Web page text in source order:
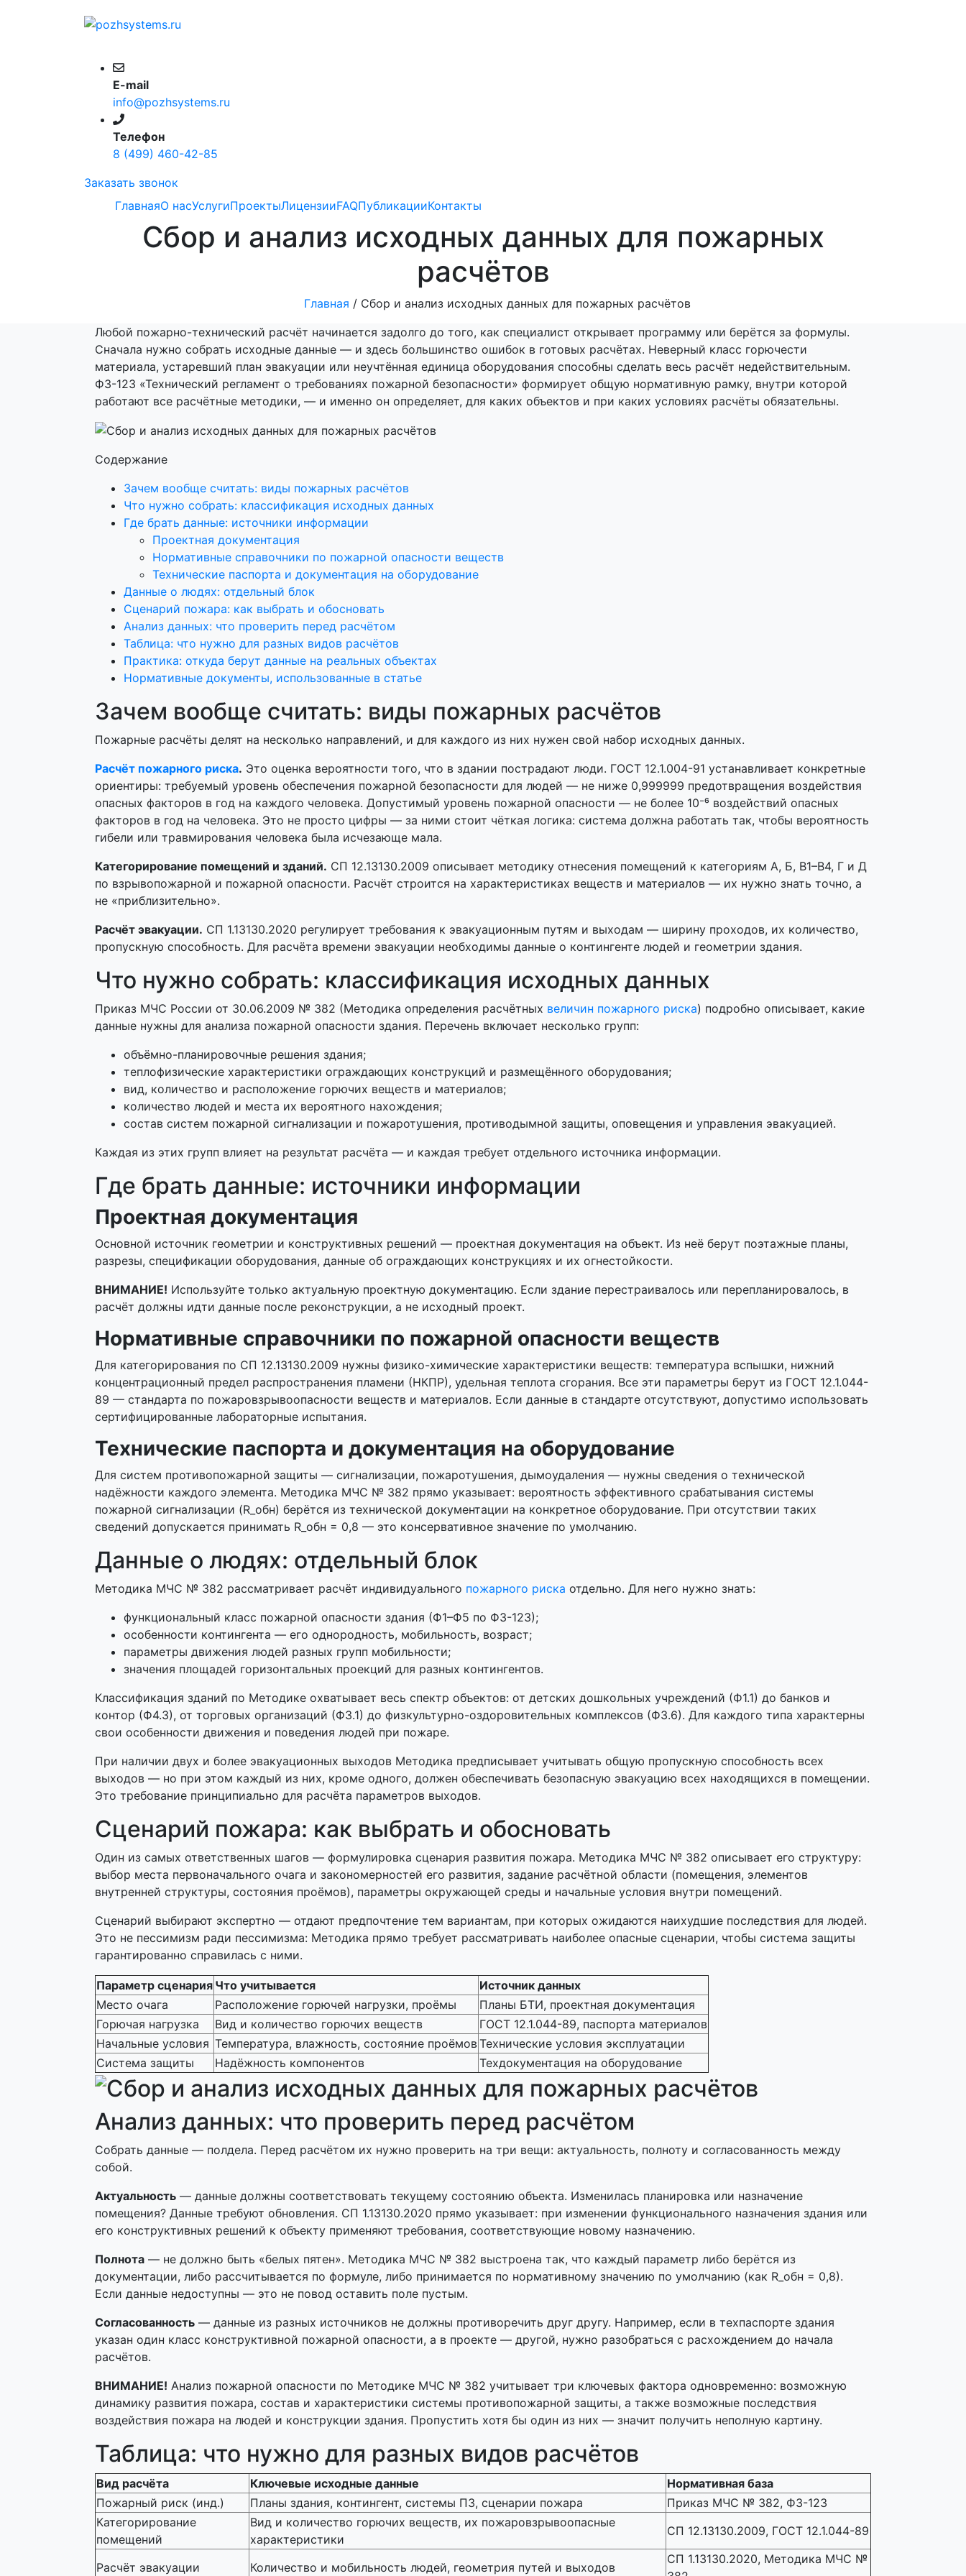
E-mail
info@pozhsystems.ru
Телефон
8 (499) 460-42-85
Заказать звонок
ГлавнаяО насУслугиПроектыЛицензииFAQПубликацииКонтакты
Сбор и анализ исходных данных для пожарных
расчётов
Главная / Сбор и анализ исходных данных для пожарных расчётов
Любой пожарно-технический расчёт начинается задолго до того, как специалист открывает программу или берётся за формулы.
Сначала нужно собрать исходные данные — и здесь большинство ошибок в готовых расчётах. Неверный класс горючести
материала, устаревший план эвакуации или неучтённая единица оборудования способны сделать весь расчёт недействительным.
ФЗ-123 «Технический регламент о требованиях пожарной безопасности» формирует общую нормативную рамку, внутри которой
работают все расчётные методики, — и именно он определяет, для каких объектов и при каких условиях расчёты обязательны.
Содержание
Зачем вообще считать: виды пожарных расчётов
Что нужно собрать: классификация исходных данных
Где брать данные: источники информации
Проектная документация
Нормативные справочники по пожарной опасности веществ
Технические паспорта и документация на оборудование
Данные о людях: отдельный блок
Сценарий пожара: как выбрать и обосновать
Анализ данных: что проверить перед расчётом
Таблица: что нужно для разных видов расчётов
Практика: откуда берут данные на реальных объектах
Нормативные документы, использованные в статье
Зачем вообще считать: виды пожарных расчётов
Пожарные расчёты делят на несколько направлений, и для каждого из них нужен свой набор исходных данных.
Расчёт пожарного риска. Это оценка вероятности того, что в здании пострадают люди. ГОСТ 12.1.004-91 устанавливает конкретные
ориентиры: требуемый уровень обеспечения пожарной безопасности для людей — не ниже 0,999999 предотвращения воздействия
опасных факторов в год на каждого человека. Допустимый уровень пожарной опасности — не более 10⁻⁶ воздействий опасных
факторов в год на человека. Это не просто цифры — за ними стоит чёткая логика: система должна работать так, чтобы вероятность
гибели или травмирования человека была исчезающе мала.
Категорирование помещений и зданий. СП 12.13130.2009 описывает методику отнесения помещений к категориям А, Б, В1–В4, Г и Д
по взрывопожарной и пожарной опасности. Расчёт строится на характеристиках веществ и материалов — их нужно знать точно, а
не «приблизительно».
Расчёт эвакуации. СП 1.13130.2020 регулирует требования к эвакуационным путям и выходам — ширину проходов, их количество,
пропускную способность. Для расчёта времени эвакуации необходимы данные о контингенте людей и геометрии здания.
Что нужно собрать: классификация исходных данных
Приказ МЧС России от 30.06.2009 № 382 (Методика определения расчётных величин пожарного риска) подробно описывает, какие
данные нужны для анализа пожарной опасности здания. Перечень включает несколько групп:
объёмно-планировочные решения здания;
теплофизические характеристики ограждающих конструкций и размещённого оборудования;
вид, количество и расположение горючих веществ и материалов;
количество людей и места их вероятного нахождения;
состав систем пожарной сигнализации и пожаротушения, противодымной защиты, оповещения и управления эвакуацией.
Каждая из этих групп влияет на результат расчёта — и каждая требует отдельного источника информации.
Где брать данные: источники информации
Проектная документация
Основной источник геометрии и конструктивных решений — проектная документация на объект. Из неё берут поэтажные планы,
разрезы, спецификации оборудования, данные об ограждающих конструкциях и их огнестойкости.
ВНИМАНИЕ! Используйте только актуальную проектную документацию. Если здание перестраивалось или перепланировалось, в
расчёт должны идти данные после реконструкции, а не исходный проект.
Нормативные справочники по пожарной опасности веществ
Для категорирования по СП 12.13130.2009 нужны физико-химические характеристики веществ: температура вспышки, нижний
концентрационный предел распространения пламени (НКПР), удельная теплота сгорания. Все эти параметры берут из ГОСТ 12.1.044-
89 — стандарта по пожаровзрывоопасности веществ и материалов. Если данные в стандарте отсутствуют, допустимо использовать
сертифицированные лабораторные испытания.
Технические паспорта и документация на оборудование
Для систем противопожарной защиты — сигнализации, пожаротушения, дымоудаления — нужны сведения о технической
надёжности каждого элемента. Методика МЧС № 382 прямо указывает: вероятность эффективного срабатывания системы
пожарной сигнализации (R_обн) берётся из технической документации на конкретное оборудование. При отсутствии таких
сведений допускается принимать R_обн = 0,8 — это консервативное значение по умолчанию.
Данные о людях: отдельный блок
Методика МЧС № 382 рассматривает расчёт индивидуального пожарного риска отдельно. Для него нужно знать:
функциональный класс пожарной опасности здания (Ф1–Ф5 по ФЗ-123);
особенности контингента — его однородность, мобильность, возраст;
параметры движения людей разных групп мобильности;
значения площадей горизонтальных проекций для разных контингентов.
Классификация зданий по Методике охватывает весь спектр объектов: от детских дошкольных учреждений (Ф1.1) до банков и
контор (Ф4.3), от торговых организаций (Ф3.1) до физкультурно-оздоровительных комплексов (Ф3.6). Для каждого типа характерны
свои особенности движения и поведения людей при пожаре.
При наличии двух и более эвакуационных выходов Методика предписывает учитывать общую пропускную способность всех
выходов — но при этом каждый из них, кроме одного, должен обеспечивать безопасную эвакуацию всех находящихся в помещении.
Это требование принципиально для расчёта параметров выходов.
Сценарий пожара: как выбрать и обосновать
Один из самых ответственных шагов — формулировка сценария развития пожара. Методика МЧС № 382 описывает его структуру:
выбор места первоначального очага и закономерностей его развития, задание расчётной области (помещения, элементов
внутренней структуры, состояния проёмов), параметры окружающей среды и начальные условия внутри помещений.
Сценарий выбирают экспертно — отдают предпочтение тем вариантам, при которых ожидаются наихудшие последствия для людей.
Это не пессимизм ради пессимизма: Методика прямо требует рассматривать наиболее опасные сценарии, чтобы система защиты
гарантированно справилась с ними.
Параметр сценария Что учитывается
Источник данных
Место очага
Расположение горючей нагрузки, проёмы
Планы БТИ, проектная документация
Горючая нагрузка
Вид и количество горючих веществ
ГОСТ 12.1.044-89, паспорта материалов
Начальные условия Температура, влажность, состояние проёмовТехнические условия эксплуатации
Система защиты
Надёжность компонентов Техдокументация на оборудование
Анализ данных: что проверить перед расчётом
Собрать данные — полдела. Перед расчётом их нужно проверить на три вещи: актуальность, полноту и согласованность между
собой.
Актуальность — данные должны соответствовать текущему состоянию объекта. Изменилась планировка или назначение
помещения? Данные требуют обновления. СП 1.13130.2020 прямо указывает: при изменении функционального назначения здания или
его конструктивных решений к объекту применяют требования, соответствующие новому назначению.
Полнота — не должно быть «белых пятен». Методика МЧС № 382 выстроена так, что каждый параметр либо берётся из
документации, либо рассчитывается по формуле, либо принимается по нормативному значению по умолчанию (как R_обн = 0,8).
Если данные недоступны — это не повод оставить поле пустым.
Согласованность — данные из разных источников не должны противоречить друг другу. Например, если в техпаспорте здания
указан один класс конструктивной пожарной опасности, а в проекте — другой, нужно разобраться с расхождением до начала
расчётов.
ВНИМАНИЕ! Анализ пожарной опасности по Методике МЧС № 382 учитывает три ключевых фактора одновременно: возможную
динамику развития пожара, состав и характеристики системы противопожарной защиты, а также возможные последствия
воздействия пожара на людей и конструкции здания. Пропустить хотя бы один из них — значит получить неполную картину.
Таблица: что нужно для разных видов расчётов
Вид расчёта Ключевые исходные данные
Нормативная база
Пожарный риск (инд.)
Планы здания, контингент, системы ПЗ, сценарии пожара
Приказ МЧС № 382, ФЗ-123
Категорирование
помещений
Вид и количество горючих веществ, их пожаровзрывоопасные
характеристики
СП 12.13130.2009, ГОСТ 12.1.044-89
Расчёт эвакуации Количество и мобильность людей, геометрия путей и выходов
СП 1.13130.2020, Методика МЧС №